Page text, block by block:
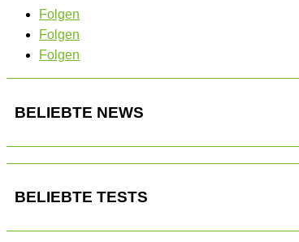
Folgen
Folgen
Folgen
BELIEBTE NEWS
BELIEBTE TESTS